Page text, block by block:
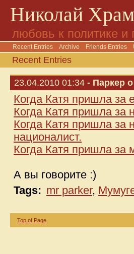
Николай
любовь к политике и
Recent Entries Archive Friends Entries
Recent Entries
23.04.2010 01:34 - Паркер
Когда Катя пришла за
Когда Катя пришла за
Когда Катя пришла за
националист.
Когда Катя пришла за
А вы говорите :)
Tags: mr parker,
Top of Page